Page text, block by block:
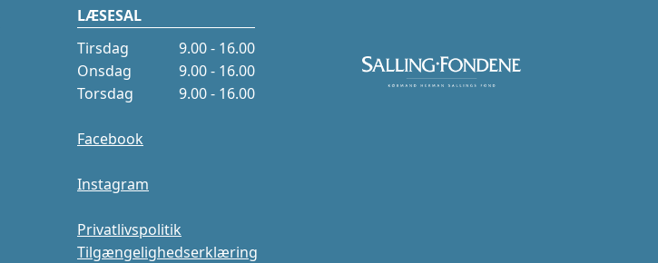
LÆSESAL
Tirsdag
9.00 - 16.00
Onsdag
9.00 - 16.00
Torsdag
9.00 - 16.00
Facebook
Instagram
Privatlivspolitik
Tilgængelighedserklæring